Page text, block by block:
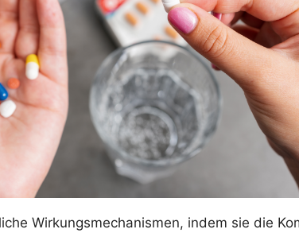
Wirkungsmechanismen, indem sie die